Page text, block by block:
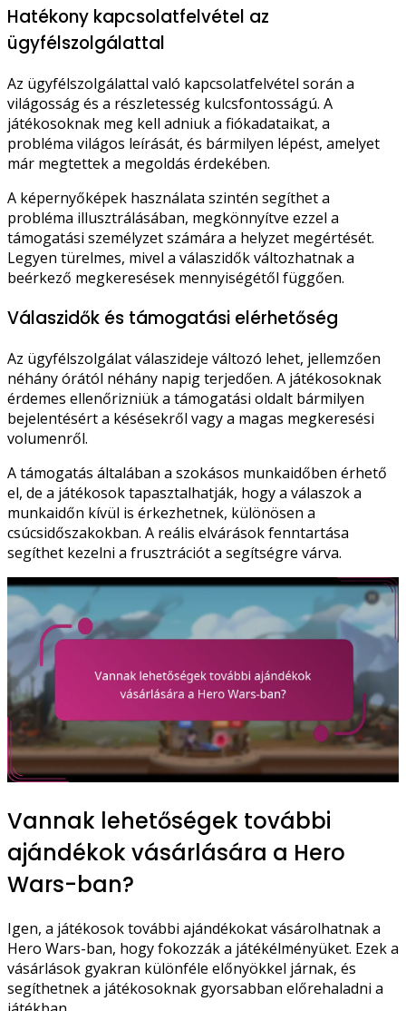
Hatékony kapcsolatfelvétel az
ügyfélszolgálattal
Az ügyfélszolgálattal való kapcsolatfelvétel során a
világosság és a részletesség kulcsfontosságú. A
játékosoknak meg kell adniuk a fiókadataikat, a
probléma világos leírását, és bármilyen lépést, amelyet
már megtettek a megoldás érdekében.
A képernyőképek használata szintén segíthet a
probléma illusztrálásában, megkönnyítve ezzel a
támogatási személyzet számára a helyzet megértését.
Legyen türelmes, mivel a válaszidők változhatnak a
beérkező megkeresések mennyiségétől függően.
Válaszidők és támogatási elérhetőség
Az ügyfélszolgálat válaszideje változó lehet, jellemzően
néhány órától néhány napig terjedően. A játékosoknak
érdemes ellenőrizniük a támogatási oldalt bármilyen
bejelentésért a késésekről vagy a magas megkeresési
volumenről.
A támogatás általában a szokásos munkaidőben érhető
el, de a játékosok tapasztalhatják, hogy a válaszok a
munkaidőn kívül is érkezhetnek, különösen a
csúcsidőszakokban. A reális elvárások fenntartása
segíthet kezelni a frusztrációt a segítségre várva.
Vannak lehetőségek további
ajándékok vásárlására a Hero
Wars-ban?
Igen, a játékosok további ajándékokat vásárolhatnak a
Hero Wars-ban, hogy fokozzák a játékélményüket. Ezek a
vásárlások gyakran különféle előnyökkel járnak, és
segíthetnek a játékosoknak gyorsabban előrehaladni a